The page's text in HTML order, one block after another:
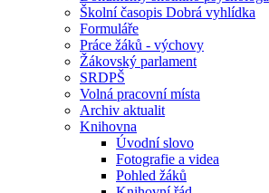
Školní časopis Dobrá vyhlídka
Formuláře
Práce žáků - výchovy
Žákovský parlament
SRDPŠ
Volná pracovní místa
Archiv aktualit
Knihovna
Úvodní slovo
Fotografie a videa
Pohled žáků